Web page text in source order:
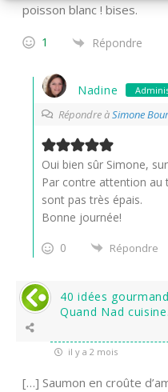
poisson blanc ! bises.
1 Répondre
Nadine
Répondre àSimone
Oui bien sûr Simone,
Par contre attention au
sont pas très épais.
Bonne journée!
0
Répondre
40 idées
Quand Nad
il y a 2 mois
[…] Saumon en croûte